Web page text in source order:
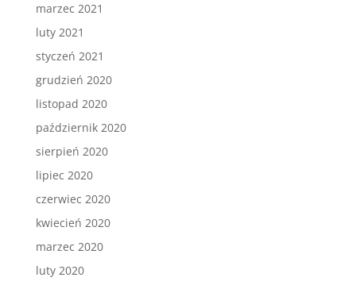
marzec 2021
luty 2021
styczeń 2021
grudzień 2020
listopad 2020
październik 2020
sierpień 2020
lipiec 2020
czerwiec 2020
kwiecień 2020
marzec 2020
luty 2020